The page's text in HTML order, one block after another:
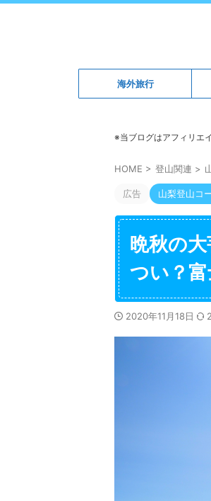
海外旅行
※当ブログはアフィリエ
HOME > 登山関連 >
広告 山梨登山コ
晩秋の
つい？
2020年11月18日